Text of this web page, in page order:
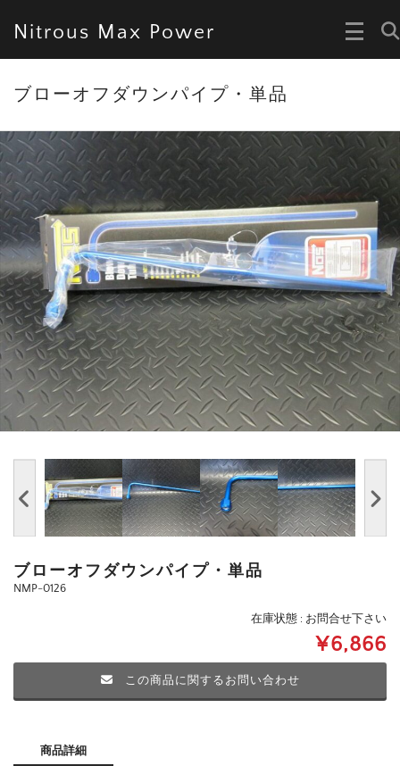
Nitrous Max Power
ブローオフダウンパイプ・単品
ブローオフダウンパイプ・単品
NMP-0126
在庫状態 : お問合せ下さい
¥6,866
この商品に関するお問い合わせ
商品詳細